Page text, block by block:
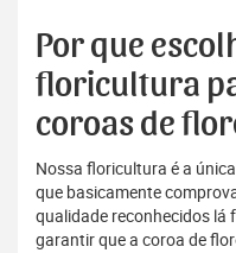
Por que
floricultura
coroas de
Nossa floricultura é a
que basicamente
qualidade reconhecidos lá
garantir que a coroa de